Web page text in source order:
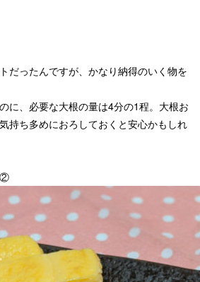
だったんですが、かなり納得のいく物を
に、必要な大根の量は4分の1程。大根お
持ち多めにおろしておくと安心かもしれ
②